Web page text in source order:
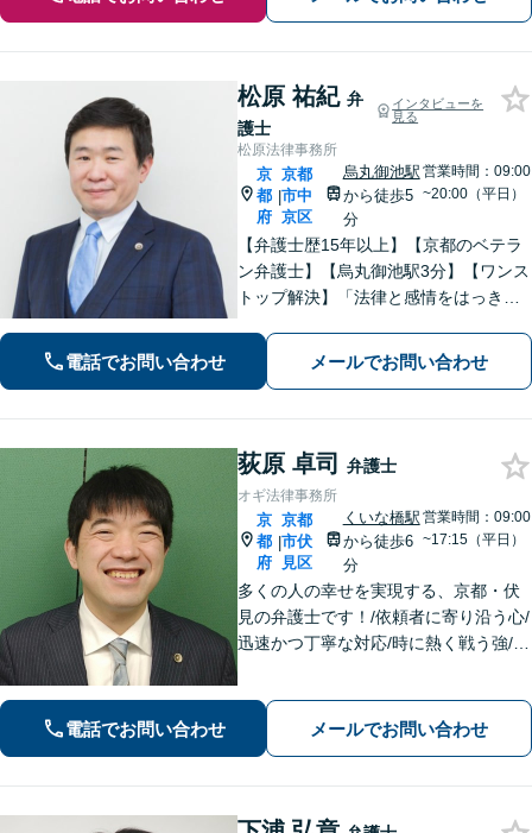
松原 祐紀 弁
護士
インタビューを
見る
松原法律事務所
京
都
府
|
京都
市中
京区
烏丸御池駅
から徒歩5
分
営業時間：09:00
~20:00（平日）
【弁護士歴15年以上】【京都のベテラ
ン弁護士】【烏丸御池駅3分】【ワンス
トップ解決】「法律と感情をはっきり
問題、新型コロナが原因の借金、不動
産問題なども幅広く対応【女性弁護士
電話でお問い合わせ メールでお問い合わせ
荻原 卓司 弁護士
オギ法律事務所
京
都
府
|
京都
市伏
見区
くいな橋駅
から徒歩6
分
営業時間：09:00
~17:15（平日）
多くの人の幸せを実現する、京都・伏
見の弁護士です！/依頼者に寄り沿う心/
迅速かつ丁寧な対応/時に熱く戦う強/解
電話でお問い合わせ メールでお問い合わせ